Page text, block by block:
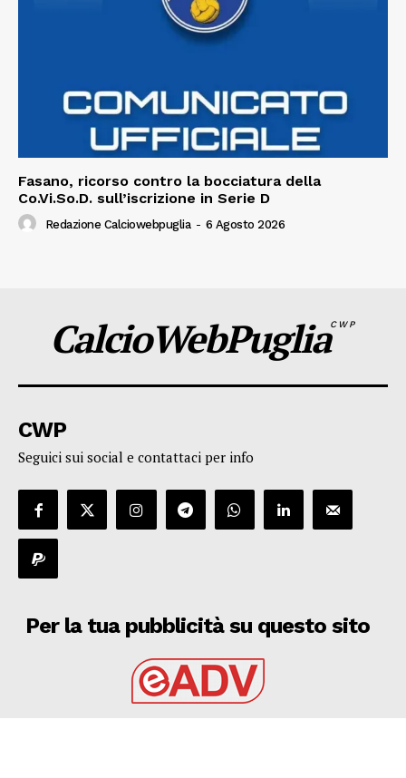
Fasano, ricorso contro la bocciatura della
Co.Vi.So.D. sull’iscrizione in Serie D
Redazione Calciowebpuglia - 6 Agosto 2026
CalcioWebPugliaCWP
CWP
Seguici sui social e contattaci per info
Per la tua pubblicità su questo sito